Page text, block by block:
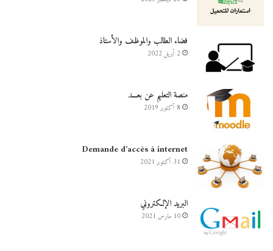
فضاء الطالب والموظف والأستاذ
2 أبريل 2022
منصة التعليم عن بعـــد
8 أكتوبر 2019
Demande d’accès à internet
31 أكتوبر 2021
البريد الإلكتروني
10 مارس 2021